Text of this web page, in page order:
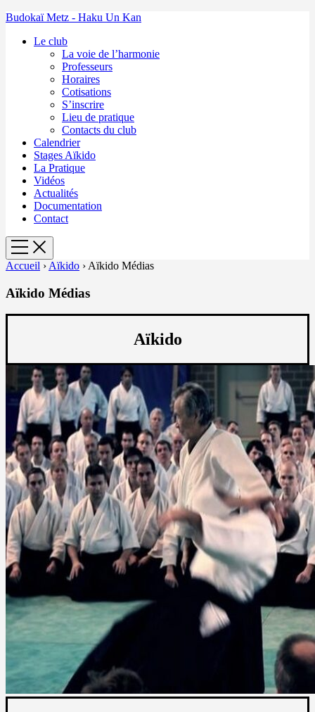
Budokaï Metz - Haku Un Kan
Le club
La voie de l’harmonie
Professeurs
Horaires
Cotisations
S’inscrire
Lieu de pratique
Contacts du club
Calendrier
Stages Aïkido
La Pratique
Vidéos
Actualités
Documentation
Contact
Accueil › Aïkido › Aïkido Médias
Aïkido Médias
Aïkido